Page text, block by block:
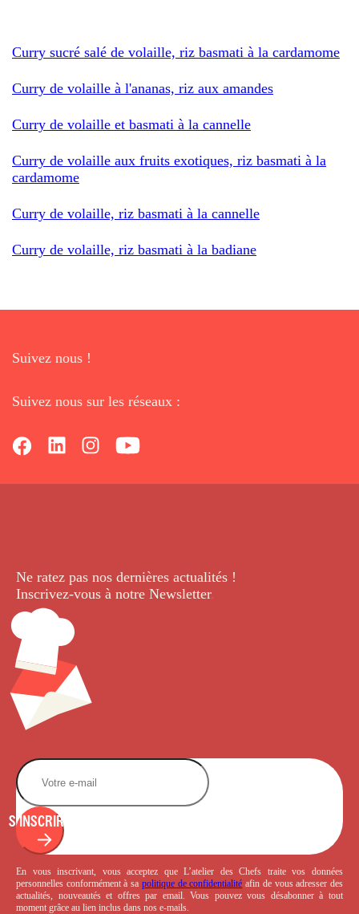
Curry sucré salé de volaille, riz basmati à la cardamome
Curry de volaille à l'ananas, riz aux amandes
Curry de volaille et basmati à la cannelle
Curry de volaille aux fruits exotiques, riz basmati à la
cardamome
Curry de volaille, riz basmati à la cannelle
Curry de volaille, riz basmati à la badiane
Suivez nous !
Suivez nous sur les réseaux :
Ne ratez pas nos dernières actualités !
Inscrivez-vous à notre Newsletter.
S'INSCRIRE
En vous inscrivant, vous acceptez que L’atelier des Chefs traite vos données
personnelles conformément à sa politique de confidentialité afin de vous adresser des
actualités, nouveautés et offres par email. Vous pouvez vous désabonner à tout
moment grâce au lien inclus dans nos e-mails.